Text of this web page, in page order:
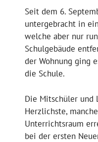
Seit dem 6.
untergebracht in
welche aber nur
Schulgebäude
der Wohnung ging
die Schule.
Die Mitschüler und
Herzlichste,
Unterrichtsraum
bei der ersten